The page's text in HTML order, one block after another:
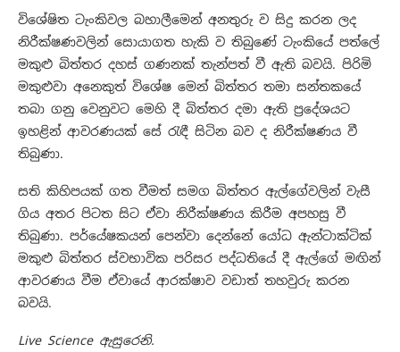
විශේෂිත ටැංකිවල බහාලීමෙන් අනතුරු ව සිදු කරන ලද
නිරීක්ෂණවලින් සොයාගත හැකි ව තිබුණේ ටැංකියේ පත්ලේ
මකුළු බිත්තර දහස් ගණනක් තැන්පත් වී ඇති බවයි. පිරිමි
මකුළුවා අනෙකුත් විශේෂ මෙන් බිත්තර තමා සන්තකයේ
තබා ගනු වෙනුවට මෙහි දී බිත්තර දමා ඇති ප්‍රදේශයට
ඉහළින් ආවරණයක් සේ රැඳී සිටින බව ද නිරීක්ෂණය වී
තිබුණා.
සති කිහිපයක් ගත වීමත් සමග බිත්තර ඇල්ගේවලින් වැසී
ගිය අතර පිටත සිට ඒවා නිරීක්ෂණය කිරීම අපහසු වී
තිබුණා. පර්යේෂකයන් පෙන්වා දෙන්නේ යෝධ ඇන්ටාක්ටික්
මකුළු බිත්තර ස්වභාවික පරිසර පද්ධතියේ දී ඇල්ගේ මඟින්
ආවරණය වීම ඒවායේ ආරක්ෂාව වඩාත් තහවුරු කරන
බවයි.
Live Science ඇසුරෙනි.